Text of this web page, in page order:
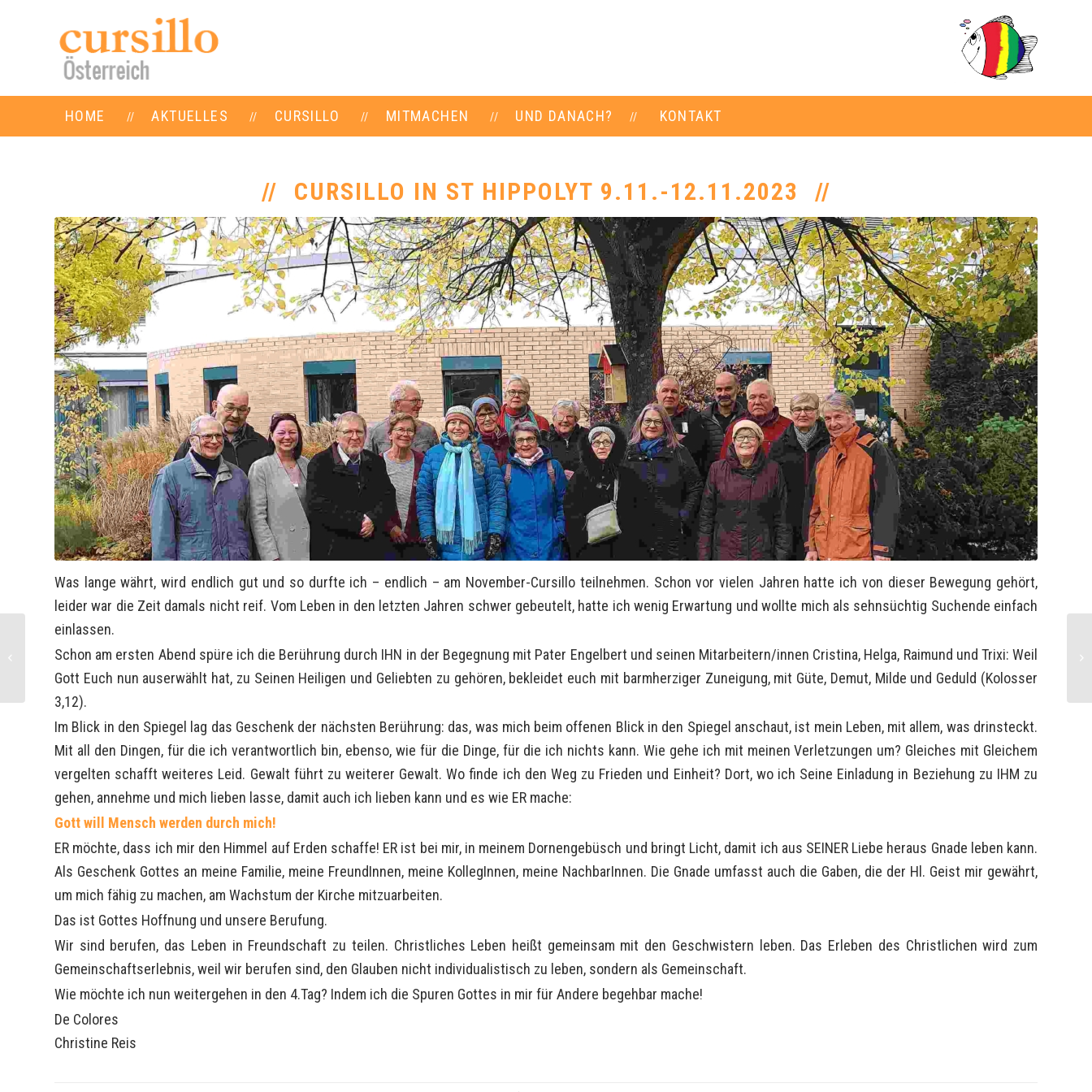
HOME AKTUELLES CURSILLO MITMACHEN UND DANACH? KONTAKT
CURSILLO IN ST HIPPOLYT 9.11.-12.11.2023
Was lange währt, wird endlich gut und so durfte ich – endlich – am November-Cursillo teilnehmen. Schon vor vielen Jahren hatte ich von dieser Bewegung gehört,
leider war die Zeit damals nicht reif. Vom Leben in den letzten Jahren schwer gebeutelt, hatte ich wenig Erwartung und wollte mich als sehnsüchtig Suchende einfach
einlassen.
Schon am ersten Abend spüre ich die Berührung durch IHN in der Begegnung mit Pater Engelbert und seinen Mitarbeitern/innen Cristina, Helga, Raimund und Trixi: Weil
Gott Euch nun auserwählt hat, zu Seinen Heiligen und Geliebten zu gehören, bekleidet euch mit barmherziger Zuneigung, mit Güte, Demut, Milde und Geduld (Kolosser
3,12).
Im Blick in den Spiegel lag das Geschenk der nächsten Berührung: das, was mich beim offenen Blick in den Spiegel anschaut, ist mein Leben, mit allem, was drinsteckt.
Mit all den Dingen, für die ich verantwortlich bin, ebenso, wie für die Dinge, für die ich nichts kann. Wie gehe ich mit meinen Verletzungen um? Gleiches mit Gleichem
vergelten schafft weiteres Leid. Gewalt führt zu weiterer Gewalt. Wo finde ich den Weg zu Frieden und Einheit? Dort, wo ich Seine Einladung in Beziehung zu IHM zu
gehen, annehme und mich lieben lasse, damit auch ich lieben kann und es wie ER mache:
Gott will Mensch werden durch mich!
ER möchte, dass ich mir den Himmel auf Erden schaffe! ER ist bei mir, in meinem Dornengebüsch und bringt Licht, damit ich aus SEINER Liebe heraus Gnade leben kann.
Als Geschenk Gottes an meine Familie, meine FreundInnen, meine KollegInnen, meine NachbarInnen. Die Gnade umfasst auch die Gaben, die der Hl. Geist mir gewährt,
um mich fähig zu machen, am Wachstum der Kirche mitzuarbeiten.
Das ist Gottes Hoffnung und unsere Berufung.
Wir sind berufen, das Leben in Freundschaft zu teilen. Christliches Leben heißt gemeinsam mit den Geschwistern leben. Das Erleben des Christlichen wird zum
Gemeinschaftserlebnis, weil wir berufen sind, den Glauben nicht individualistisch zu leben, sondern als Gemeinschaft.
Wie möchte ich nun weitergehen in den 4.Tag? Indem ich die Spuren Gottes in mir für Andere begehbar mache!
De Colores
Christine Reis
Aktuelles aus der Diözese
Graz-Seckau